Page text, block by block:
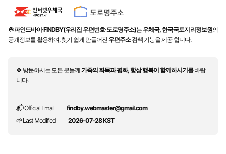
☘️파인드바이·FINDBY(우리집 우편번호·도로명주소)는 우체국, 한국국토지리정보원의
공개정보를 활용하여, 찾기 쉽게 만들어진 우편주소 검색 기능을 제공 합니다.
🍀 방문하시는 모든 분들께가족의 화목과 평화, 항상 행복이 함께하시기를바랍
니다.
📬 Official Email
findby.webmaster@gmail.com
🌱 Last Modified
2026-07-28 KST